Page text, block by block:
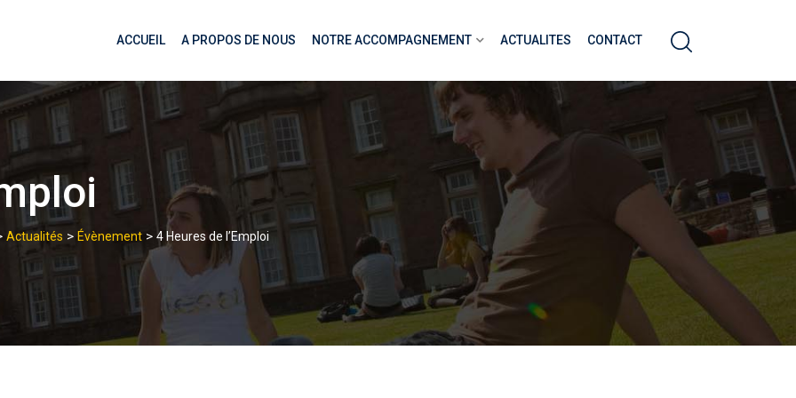
ACCUEIL A PROPOS DE NOUS NOTRE ACCOMPAGNEMENT ACTUALITES CONTACT
Actualités > Évènement > 4 Heures de l’Emploi